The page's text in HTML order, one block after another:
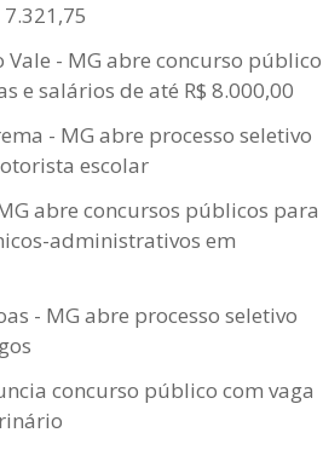
Vale - MG abre concurso público
e salários de até R$ 8.000,00
- MG abre processo seletivo
escolar
abre concursos públicos para
administrativos em
- MG abre processo seletivo
concurso público com vaga